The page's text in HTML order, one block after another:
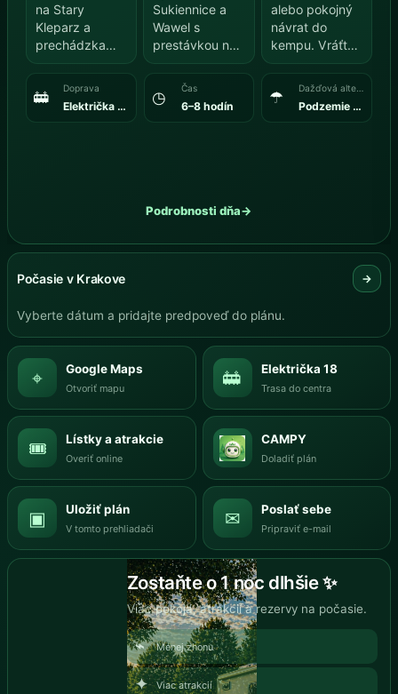
na Stary
Kleparz a
prechádzka
Plantami.
Sukiennice a
Wawel s
prestávkou na
obed.
alebo pokojný
návrat do
kempu. Vráťte
sa skôr, aby
deň…
🚋 Doprava
Električka 18 + chôdza ◷ Čas
6–8 hodín ☂ Podzemie Rynku + múzeum na Waweli.
Podrobnosti dňa→
Počasie v Krakove
Vyberte dátum a pridajte predpoveď do plánu.
→
⌖ Google Maps
Otvoriť mapu 🚋 Električka 18
Trasa do centra
🎟 Lístky a atrakcie
Overiť online
CAMPY
Doladiť plán
▣ Uložiť plán
V tomto prehliadači ✉ Poslať sebe
Pripraviť e-mail
Zostaňte o 1 noc dlhšie ✨
Viac pokoja, atrakcií a rezervy na počasie.
⌁ Menej zhonu
✦ Viac atrakcií